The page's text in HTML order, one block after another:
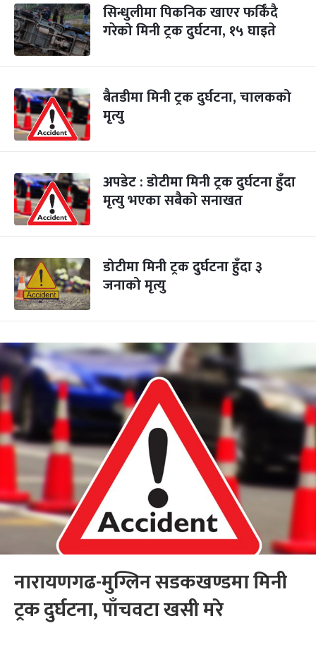
सिन्धुलीमा पिकनिक खाएर फर्किँदै
गरेको मिनी ट्रक दुर्घटना, १५ घाइते
बैतडीमा मिनी ट्रक दुर्घटना, चालकको
मृत्यु
अपडेट : डोटीमा मिनी ट्रक दुर्घटना हुँदा
मृत्यु भएका सबैको सनाखत
डोटीमा मिनी ट्रक दुर्घटना हुँदा ३
जनाको मृत्यु
नारायणगढ-मुग्लिन सडकखण्डमा मिनी
ट्रक दुर्घटना, पाँचवटा खसी मरे